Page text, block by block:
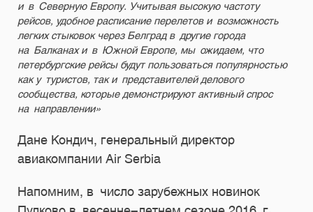
и в Северную Европу. Учитывая высокую частоту
рейсов, удобное расписание перелетов и возможность
легких стыковок через Белград в другие города
на Балканах и в Южной Европе, мы ожидаем, что
петербургские рейсы будут пользоваться популярностью
как у туристов, так и представителей делового
сообщества, которые демонстрируют активный спрос
на направлении»
Дане Кондич, генеральный директор
авиакомпании Air Serbia
Напомним, в число зарубежных новинок